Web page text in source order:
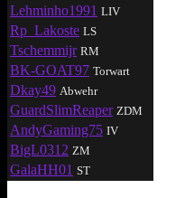
Lehminho1991 LIV
Rp_Lakoste LS
Tschemmijr RM
BK-GOAT97 Torwart
Dkay49 Abwehr
GuardSlimReaper ZDM
AndyGaming75 IV
BigL0312 ZM
GalaHH01 ST